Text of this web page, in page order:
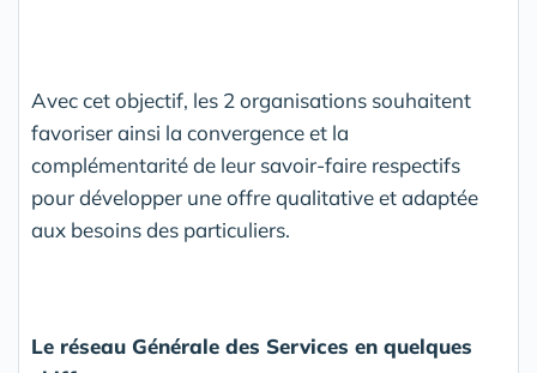
Avec cet objectif, les 2 organisations souhaitent
favoriser ainsi la convergence et la
complémentarité de leur savoir-faire respectifs
pour développer une offre qualitative et adaptée
aux besoins des particuliers.
Le réseau Générale des Services en quelques